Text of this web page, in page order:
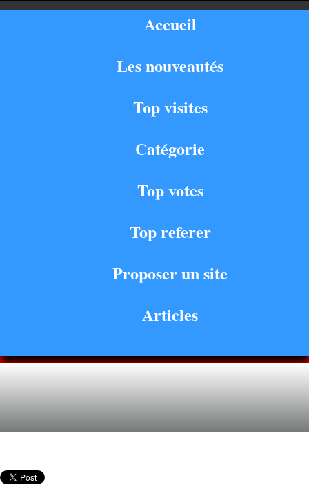
Accueil
Les nouveautés
Top visites
Catégorie
Top votes
Top referer
Proposer un site
Articles